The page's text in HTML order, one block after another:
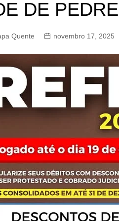
ESTIVA
MOGI
MOGI
DE
Quente novembro 17, 2025